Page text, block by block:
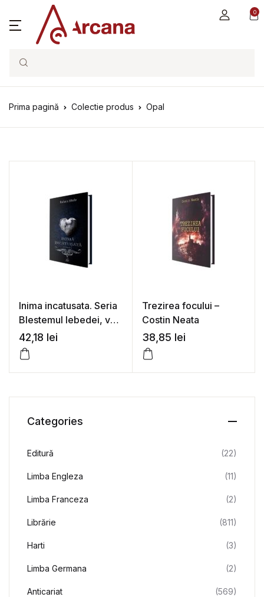
0
Search
Prima pagină Colectie produs Opal
Inima incatusata. Seria
Blestemul lebedei, vol.
1 – Raluca Sferle
42,18 lei
Trezirea focului –
Costin Neata
38,85 lei
Categories
Editură (22)
Limba Engleza (11)
Limba Franceza (2)
Librărie (811)
Harti (3)
Limba Germana (2)
Anticariat (569)